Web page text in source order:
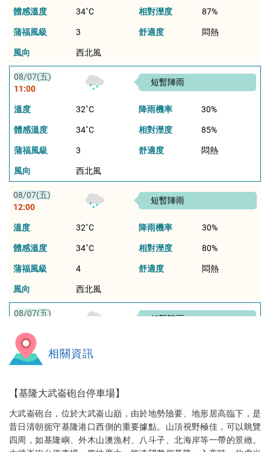
體感溫度 34 相對溼度 87%
蒲福風級 3 舒適度 悶熱
風向 西北風
08/07(五)
11:00
短暫陣雨
溫度 32 降雨機率 30%
體感溫度 34 相對溼度 85%
蒲福風級 3 舒適度 悶熱
風向 西北風
08/07(五)
12:00
短暫陣雨
溫度 32 降雨機率 30%
體感溫度 34 相對溼度 80%
蒲福風級 4 舒適度 悶熱
風向 西北風
08/07(五)
短暫陣雨
溫度
體感溫度
蒲福風級 4
風向 西北風
08/07(五)
14:00
短暫陣雨
相關資訊
【基隆大武崙砲台停車場】
大武崙砲台，位於大武崙山巔，由於地勢險要、地形居高臨下，是
昔日清朝扼守基隆港口西側的重要據點。山頂視野極佳，可以眺覽
四周，如基隆嶼、外木山澳漁村、八斗子、北海岸等一帶的景緻。